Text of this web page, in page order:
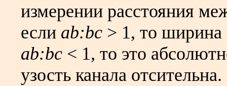
измерении расстояния
если ab:bc > 1, то ширина
ab:bc < 1, то это
узость канала отсительна.